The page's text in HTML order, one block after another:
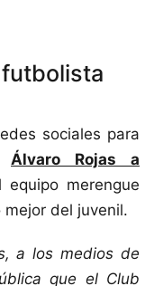
sociales para
Álvaro Rojas a
merengue
del juvenil.
a los medios de
que el Club